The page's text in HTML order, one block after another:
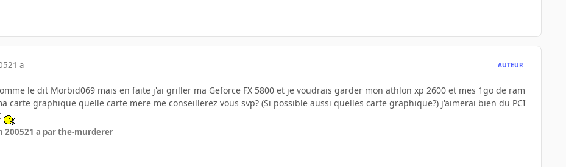
21 a AUTEUR
le dit Morbid069 mais en faite j'ai griller ma Geforce FX 5800 et je voudrais garder mon athlon xp 2600 et mes 1go de ram
carte graphique quelle carte mere me conseillerez vous svp? (Si possible aussi quelles carte graphique?) j'aimerai bien du PCI
200521 a par the-murderer